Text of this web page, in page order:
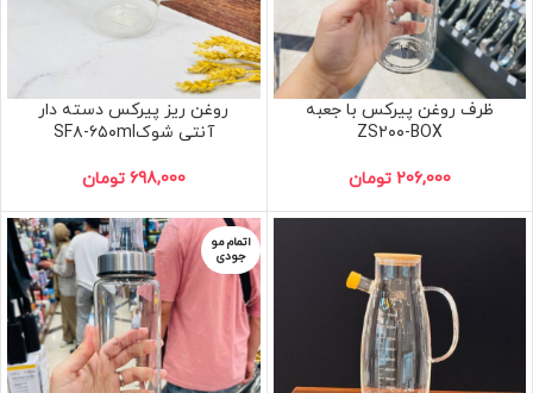
ظرف روغن پیرکس با جعبه
ZS۲۰۰-BOX
206,000 تومان
روغن ریز پیرکس دسته دار
آنتی شوکSF۸-۶۵۰ml
698,000 تومان
اتمام مو
جودی